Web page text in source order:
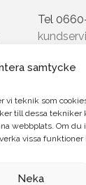
samtycke
vi teknik som
till dessa tekniker
webbplats. Om
vissa funktioner
Neka
Tel